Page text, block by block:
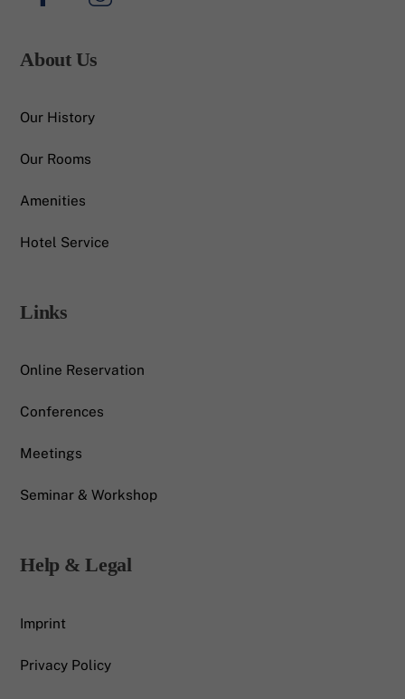
About Us
Our History
Our Rooms
Amenities
Hotel Service
Links
Online Reservation
Conferences
Meetings
Seminar & Workshop
Help & Legal
Imprint
Privacy Policy